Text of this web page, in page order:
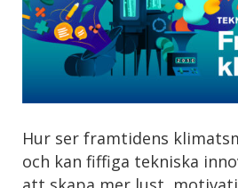
Hur ser framtidens
och kan fiffiga tekniska